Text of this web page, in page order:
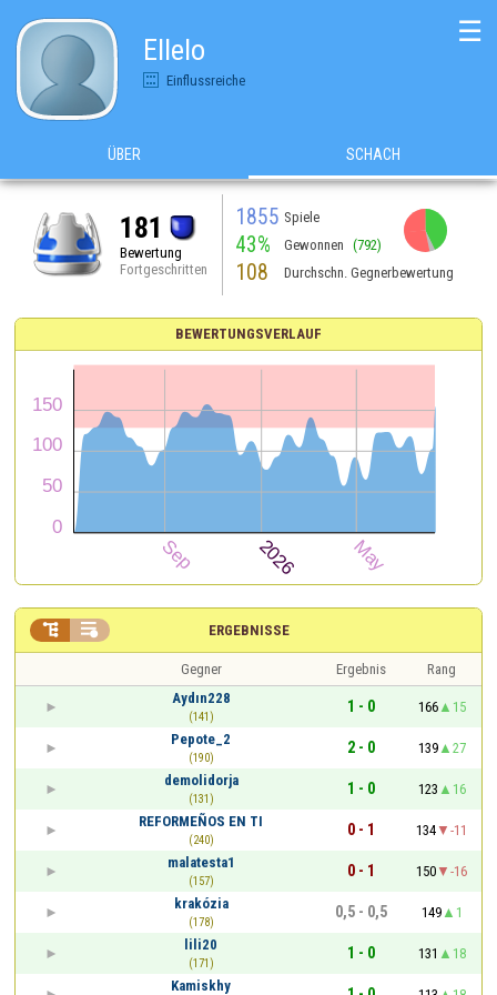
Ellelo
Einflussreiche
☰
ÜBER SCHACH
181
Bewertung
Fortgeschritten
1855 Spiele
43% Gewonnen (792)
108 Durchschn. Gegnerbewertung
BEWERTUNGSVERLAUF
ERGEBNISSE
 
Gegner Ergebnis
Rang
Aydın228
(141)
1 - 0 166
15
Pepote_2
(190)
2 - 0 139
27
demolidorja
(131)
1 - 0 123
16
REFORMEÑOS EN TI
(240)
0 - 1 134
-11
malatesta1
(157)
0 - 1 150
-16
krakózia
(178)
0,5 - 0,5 149
1
lili20
(171)
1 - 0 131
18
Kamiskhy